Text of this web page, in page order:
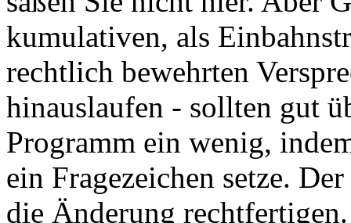
kumulativen, als
rechtlich bewehrten
hinauslaufen - sollten gut
Programm ein wenig,
ein Fragezeichen setze.
die Änderung